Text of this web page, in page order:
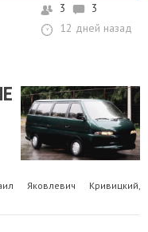
3
3
12 дней назад
Яковлевич Кривицкий